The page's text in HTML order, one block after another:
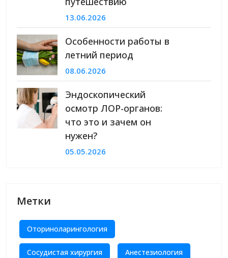
13.06.2026
Особенности работы в
летний период
08.06.2026
Эндоскопический
осмотр ЛОР-органов:
что это и зачем он
нужен?
05.05.2026
Метки
Оториноларингология
Сосудистая хирургия Анестезиология